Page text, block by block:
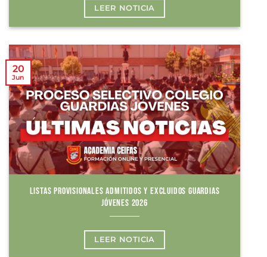
LEER NOTICIA
LISTAS PROVISIONALES ADMITIDOS Y EXCLUIDOS GUARDIAS
JÓVENES 2026
LEER NOTICIA
20
Jun